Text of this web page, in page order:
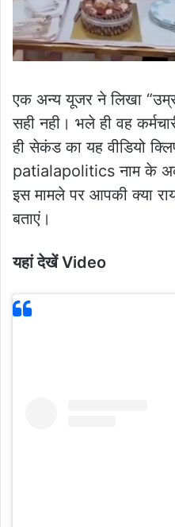
एक अन्य यूजर ने लिखा
सही नही। भले ही वह
ही सेकंड का यह वीडियो
patialapolitics नाम के
इस मामले पर आपकी क्या
बताएं।
यहां देखें Video